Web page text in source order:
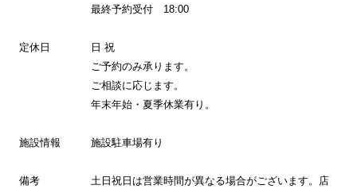
最終予約受付 18:00
定休日
日 祝
ご予約のみ承ります。
ご相談に応じます。
年末年始・夏季休業有り。
施設情報 施設駐車場有り
備考
土日祝日は営業時間が異なる場合がございます。店